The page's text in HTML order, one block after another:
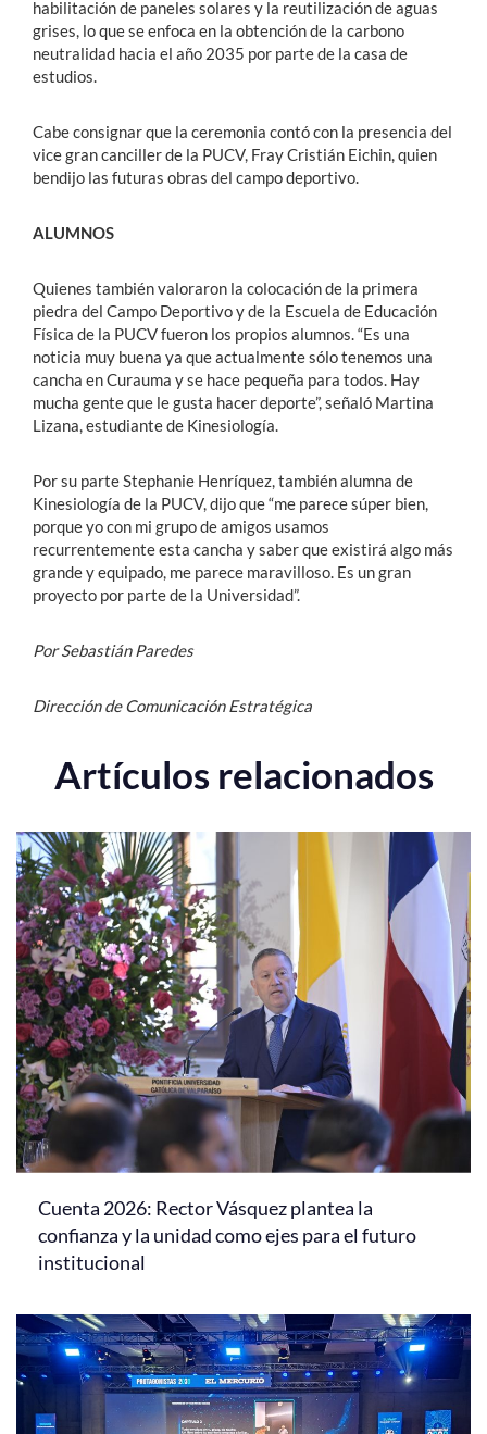
habilitación de paneles solares y la reutilización de aguas
grises, lo que se enfoca en la obtención de la carbono
neutralidad hacia el año 2035 por parte de la casa de
estudios.
Cabe consignar que la ceremonia contó con la presencia del
vice gran canciller de la PUCV, Fray Cristián Eichin, quien
bendijo las futuras obras del campo deportivo.
ALUMNOS
Quienes también valoraron la colocación de la primera
piedra del Campo Deportivo y de la Escuela de Educación
Física de la PUCV fueron los propios alumnos. “Es una
noticia muy buena ya que actualmente sólo tenemos una
cancha en Curauma y se hace pequeña para todos. Hay
mucha gente que le gusta hacer deporte”, señaló Martina
Lizana, estudiante de Kinesiología.
Por su parte Stephanie Henríquez, también alumna de
Kinesiología de la PUCV, dijo que “me parece súper bien,
porque yo con mi grupo de amigos usamos
recurrentemente esta cancha y saber que existirá algo más
grande y equipado, me parece maravilloso. Es un gran
proyecto por parte de la Universidad”.
Por Sebastián Paredes
Dirección de Comunicación Estratégica
Artículos relacionados
Cuenta 2026: Rector Vásquez plantea la
confianza y la unidad como ejes para el futuro
institucional